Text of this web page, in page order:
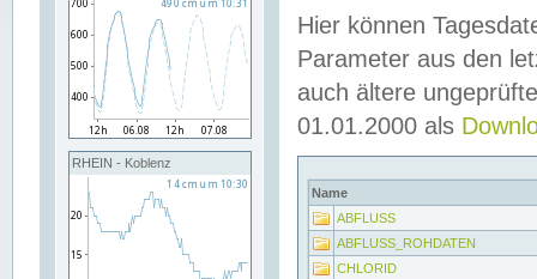
RHEIN - Koblenz
Hier können
Parameter aus den
auch ältere
01.01.2000 als
Name
ABFLUSS
ABFLUSS_ROHDATEN
CHLORID